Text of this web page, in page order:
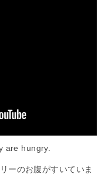
are hungry.
ーのお腹がすいていま